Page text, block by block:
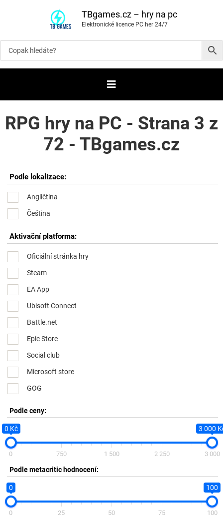
o
i
t
b
TBgames.cz – hry na pc
Elektronické licence PC her 24/7
RPG hry na PC - Strana 3 z
72 - TBgames.cz
Podle lokalizace:
Angličtina
Čeština
Aktivační platforma:
Oficiální stránka hry
Steam
EA App
Ubisoft Connect
Battle.net
Epic Store
Social club
Microsoft store
GOG
Podle ceny:
0 Kč 3 000
0 750 1 500 2 250 3 000
Podle metacritic hodnocení:
0 100
0 25 50 75 100